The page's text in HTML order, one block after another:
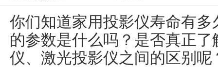
你们知道家用投影仪寿命有
的参数是什么吗？是否真正
仪、激光投影仪之间的区别呢